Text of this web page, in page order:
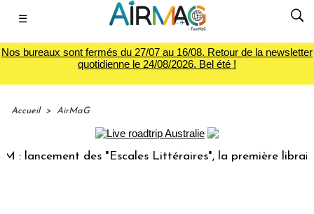
☰
Nos bureaux sont fermés du 27/07 au 16/08. Retour de la newsletter
quotidienne le 24/08/2026. Bel été !
Accueil > AirMaG
des "Escales Littéraires", la première librairie du